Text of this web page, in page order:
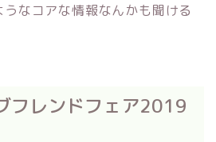
なコアな情報なんかも聞ける
フレンドフェア2019